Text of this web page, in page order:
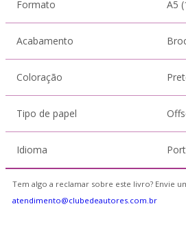
Formato A5
Acabamento
Coloração
Tipo de papel
Idioma
Tem algo a reclamar sobre este livro? Envie
atendimento@clubedeautores.com.br